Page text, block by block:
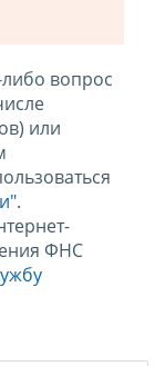
вопрос
или
.
ФНС